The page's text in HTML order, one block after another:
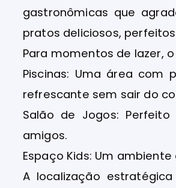
gastronômicas que
pratos deliciosos,
Para momentos de lazer,
Piscinas: Uma área com
refrescante sem sair do
Salão de Jogos:
amigos.
Espaço Kids: Um
A localização